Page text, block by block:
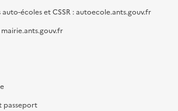
auto-écoles et CSSR : autoecole.ants.gouv.fr
passeport